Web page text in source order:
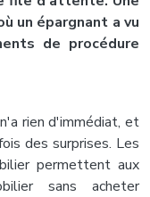
un épargnant a vu
de procédure
rien d'immédiat, et
des surprises. Les
permettent aux
sans acheter